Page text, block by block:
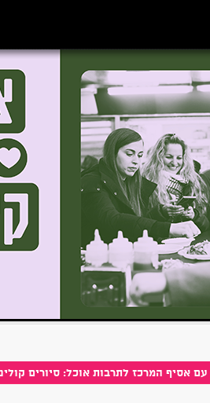
אסיף המרכז לתרבות אוכל: סיורים